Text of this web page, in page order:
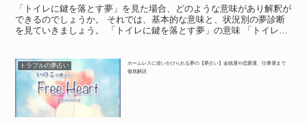
「トイレに鍵を落とす夢」を見た場合、どのような意味があり解釈が
できるのでしょうか。 それでは、基本的な意味と、状況別の夢診断
を見ていきましょう。 「トイレに鍵を落とす夢」の意味 「トイレに
トラブルの夢占い
ホームレスに追いかけられる夢の【夢占い】金銭運や恋愛運、仕事運まで
徹底解説